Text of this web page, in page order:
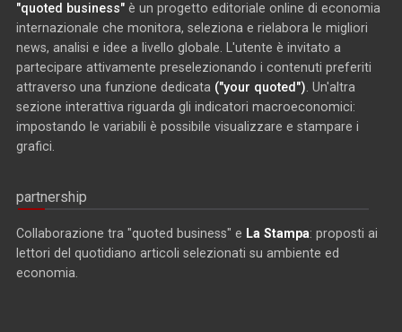
"quoted business" è un progetto editoriale online di economia
internazionale che monitora, seleziona e rielabora le migliori
news, analisi e idee a livello globale. L'utente è invitato a
partecipare attivamente preselezionando i contenuti preferiti
attraverso una funzione dedicata ("your quoted"). Un'altra
sezione interattiva riguarda gli indicatori macroeconomici:
impostando le variabili è possibile visualizzare e stampare i
grafici.
partnership
Collaborazione tra "quoted business" e La Stampa: proposti ai
lettori del quotidiano articoli selezionati su ambiente ed
economia.